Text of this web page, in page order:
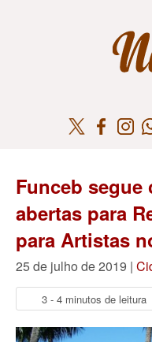
Funceb
abertas para
para Artistas
25 de julho de 2019 |
3 - 4 minutos de leitura